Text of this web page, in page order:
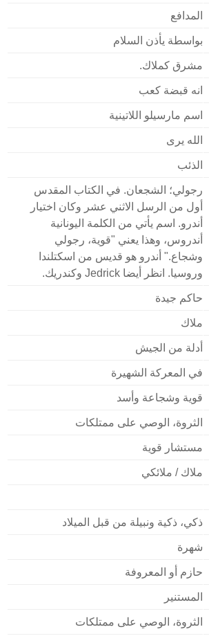
المدافع
بواسطة يأذن السلام
مشرق كملاك.
انه قبضة كعب
اسم مارسيلو اللاتينية
الله يرى
الذئب
رجولي؛ الشجعان. في الكتاب المقدس
أول من الرسل الاثني عشر وكان اختيار
أندرو. اسم يأتي من الكلمة اليونانية
أندروس، وهذا يعني "قوية، رجولي
وشجاع." أندرو هو قديس من اسكتلندا
وروسيا. انظر أيضا Jedrick وكندريك.
حاكم جيدة
ملاك
أدلة من الجيش
في المعركة الشهيرة
قوية وشجاعة وأسد
الثروة، الوصي على ممتلكات
مستشار قوية
ملاك / ملائكي
ذكي، ذكية ونبيلة من قبل الميلاد
شهرة
حازم أو المعروفة
المستنير
الثروة، الوصي على ممتلكات